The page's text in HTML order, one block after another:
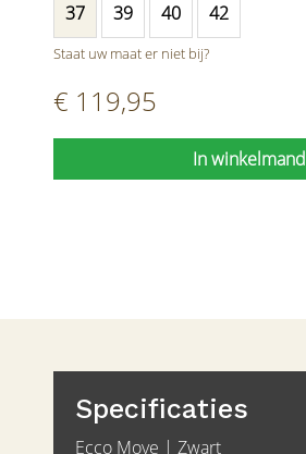
37 39 40 42
Staat uw maat er niet bij?
€ 119,95
In winkelmand
Specificaties
Ecco Move | Zwart